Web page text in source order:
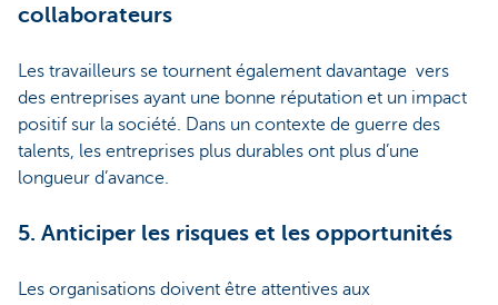
collaborateurs
Les travailleurs se tournent également davantage vers
des entreprises ayant une bonne réputation et un impact
positif sur la société. Dans un contexte de guerre des
talents, les entreprises plus durables ont plus d’une
longueur d’avance.
5. Anticiper les risques et les opportunités
Les organisations doivent être attentives aux